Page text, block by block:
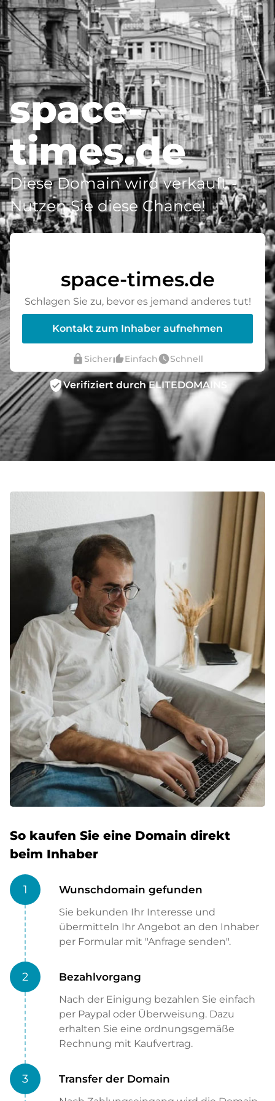
space-
times.de
Diese Domain wird verkauft -
Nutzen Sie diese Chance!
space-times.de
Schlagen Sie zu, bevor es jemand anderes tut!
Kontakt zum Inhaber aufnehmen
lock Sicherthumb_up_altEinfachwatch_laterSchnell
verified_userVerifiziert durch ELITEDOMAINS
So kaufen Sie eine Domain direkt
beim Inhaber
1 Wunschdomain gefunden
Sie bekunden Ihr Interesse und
übermitteln Ihr Angebot an den Inhaber
per Formular mit "Anfrage senden".
2 Bezahlvorgang
Nach der Einigung bezahlen Sie einfach
per Paypal oder Überweisung. Dazu
erhalten Sie eine ordnungsgemäße
Rechnung mit Kaufvertrag.
3 Transfer der Domain